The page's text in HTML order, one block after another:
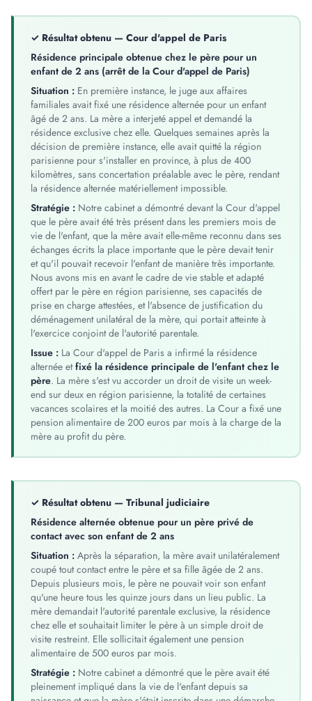
✓ Résultat obtenu — Cour d'appel de Paris
Résidence principale obtenue chez le père pour un
enfant de 2 ans (arrêt de la Cour d'appel de Paris)
Situation : En première instance, le juge aux affaires
familiales avait fixé une résidence alternée pour un enfant
âgé de 2 ans. La mère a interjeté appel et demandé la
résidence exclusive chez elle. Quelques semaines après la
décision de première instance, elle avait quitté la région
parisienne pour s'installer en province, à plus de 400
kilomètres, sans concertation préalable avec le père, rendant
la résidence alternée matériellement impossible.
Stratégie : Notre cabinet a démontré devant la Cour d'appel
que le père avait été très présent dans les premiers mois de
vie de l'enfant, que la mère avait elle-même reconnu dans ses
échanges écrits la place importante que le père devait tenir
et qu'il pouvait recevoir l'enfant de manière très importante.
Nous avons mis en avant le cadre de vie stable et adapté
offert par le père en région parisienne, ses capacités de
prise en charge attestées, et l'absence de justification du
déménagement unilatéral de la mère, qui portait atteinte à
l'exercice conjoint de l'autorité parentale.
Issue : La Cour d'appel de Paris a infirmé la résidence
alternée etfixé la résidence principale de l'enfant chez le
père. La mère s'est vu accorder un droit de visite un week-
end sur deux en région parisienne, la totalité de certaines
vacances scolaires et la moitié des autres. La Cour a fixé une
pension alimentaire de 200 euros par mois à la charge de la
mère au profit du père.
✓ Résultat obtenu — Tribunal judiciaire
Résidence alternée obtenue pour un père privé de
contact avec son enfant de 2 ans
Situation : Après la séparation, la mère avait unilatéralement
coupé tout contact entre le père et sa fille âgée de 2 ans.
Depuis plusieurs mois, le père ne pouvait voir son enfant
qu'une heure tous les quinze jours dans un lieu public. La
mère demandait l'autorité parentale exclusive, la résidence
chez elle et souhaitait limiter le père à un simple droit de
visite restreint. Elle sollicitait également une pension
alimentaire de 500 euros par mois.
Stratégie : Notre cabinet a démontré que le père avait été
pleinement impliqué dans la vie de l'enfant depuis sa